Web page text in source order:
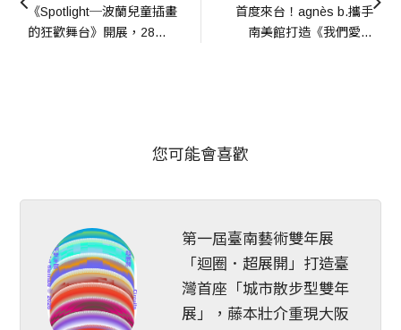
《Spotlight─波蘭兒童插畫
的狂歡舞台》開展，28件
首度來台！agnès b.攜手
南美館打造《我們愛塗
您可能會喜歡
第一屆臺南藝術雙年展
「迴圈．超展開」打造臺
灣首座「城市散步型雙年
展」，藤本壯介重現大阪